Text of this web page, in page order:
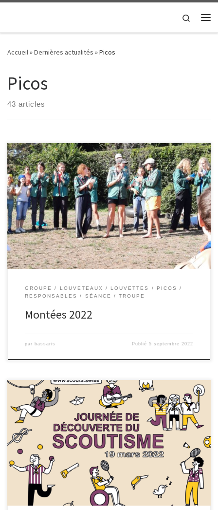
Search
Accueil»Dernières actualités »Picos
Picos
43 articles
GROUPE LOUVETEAUX LOUVETTES
PICOS
RESPONSABLES
SÉANCE TROUPE
Montées 2022
par bassaris Publié5 septembre 2022